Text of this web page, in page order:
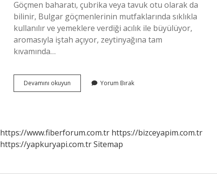
Göçmen baharatı, çubrika veya tavuk otu olarak da
bilinir, Bulgar göçmenlerinin mutfaklarında sıklıkla
kullanılır ve yemeklere verdiği acılık ile büyülüyor,
aromasıyla iştah açıyor, zeytinyağına tam
kıvamında…
Devamını okuyun
Otu
Yorum Bırak
https://www.fiberforum.com.tr https://bizceyapim.com.tr
https://yapkuryapi.com.trSitemap